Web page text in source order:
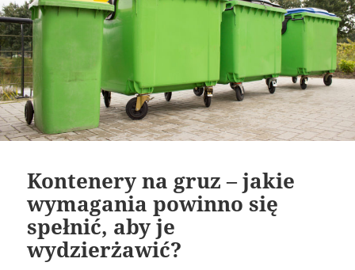
Kontenery na gruz – jakie
wymagania powinno się
spełnić, aby je
wydzierżawić?